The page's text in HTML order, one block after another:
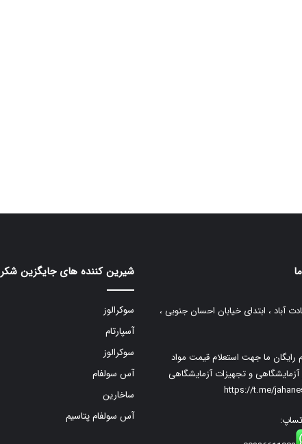
آباد ، ابتدای خیابان احسان جنوبی ،
رایگان ما جهت استعلام قیمت مواد
و تجهیزات آزمایشگاهی
https://t.me/
شیرین کننده های جایگزین شکر
سوکرالوز
آسپارتام
سوکرالوز
آس سولفام
ساخارین
آس سولفام پتاسیم